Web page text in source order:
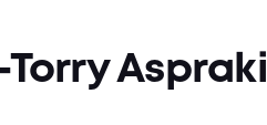
Aspraki